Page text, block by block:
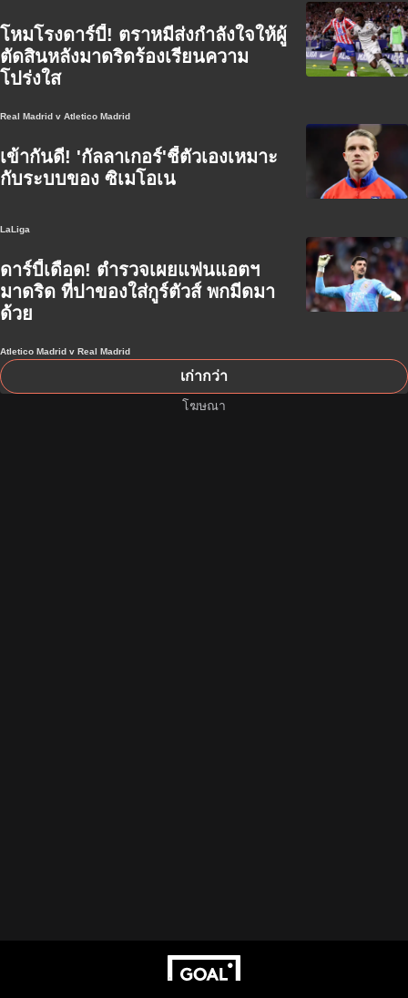
โหมโรงดาร์บี้! ตราหมีส่งกำลังใจให้ผู้
ตัดสินหลังมาดริดร้องเรียนความ
โปร่งใส
Real Madrid v Atletico Madrid
เข้ากันดี! 'กัลลาเกอร์'ชี้ตัวเองเหมาะ
กับระบบของ ซิเมโอเน
LaLiga
ดาร์บี้เดือด! ตำรวจเผยแฟนแอตฯ
มาดริด ที่ปาของใส่กูร์ตัวส์ พกมีดมา
ด้วย
Atletico Madrid v Real Madrid
เก่ากว่า